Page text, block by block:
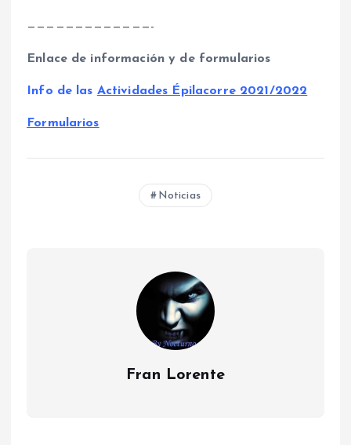
—————————————-
Enlace de información y de formularios
Info de las Actividades Épilacorre 2021/2022
Formularios
Noticias
Fran Lorente